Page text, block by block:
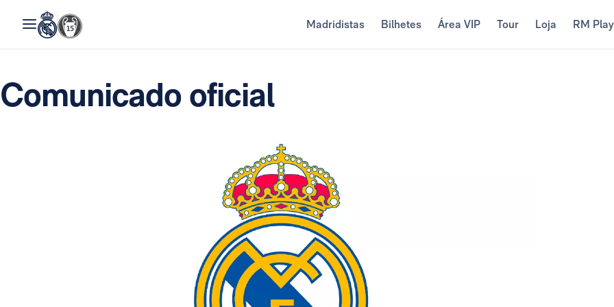
Madridistas Bilhetes Área VIP Tour Loja RM Play
Comunicado oficial